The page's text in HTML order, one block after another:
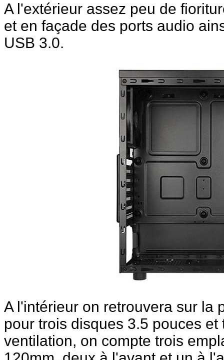
A l'extérieur assez peu de
et en façade des ports audio
USB 3.0.
A l'intérieur on retrouvera sur la
pour trois disques 3.5 pouces
ventilation, on compte trois